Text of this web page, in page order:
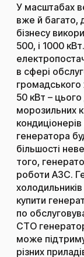
У масштабах
вже й багато,
бізнесу
500, і 1000
в сфері
громадського
50 кВт –
морозильних
генератора
більшості
того,
роботи АЗС.
купити
по
СТО
може
різних